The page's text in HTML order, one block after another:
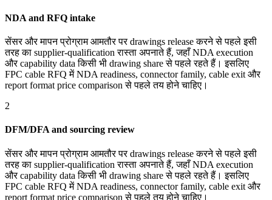
NDA and RFQ intake
सेंसर और मापन प्रोग्राम आमतौर पर drawings release करने से पहले इसी
तरह का supplier-qualification रास्ता अपनाते हैं, जहाँ NDA execution
और capability data किसी भी drawing share से पहले रहते हैं। इसलिए
FPC cable RFQ में NDA readiness, connector family, cable exit और
report format price comparison से पहले तय होने चाहिए।
2
DFM/DFA and sourcing review
सेंसर और मापन प्रोग्राम आमतौर पर drawings release करने से पहले इसी
तरह का supplier-qualification रास्ता अपनाते हैं, जहाँ NDA execution
और capability data किसी भी drawing share से पहले रहते हैं। इसलिए
FPC cable RFQ में NDA readiness, connector family, cable exit और
report format price comparison से पहले तय होने चाहिए।